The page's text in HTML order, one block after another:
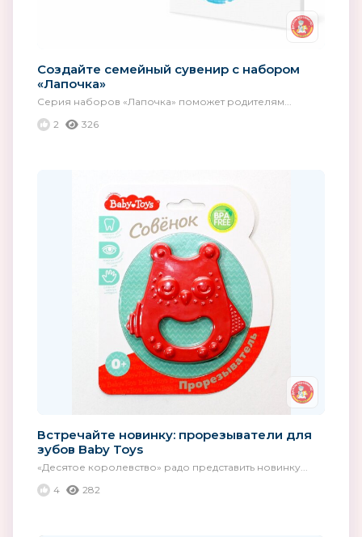
Создайте семейный сувенир с набором
«Лапочка»
Серия наборов «Лапочка» поможет родителям...
2
326
Встречайте новинку: прорезыватели для
зубов Baby Toys
«Десятое королевство» радо представить новинку...
4
282